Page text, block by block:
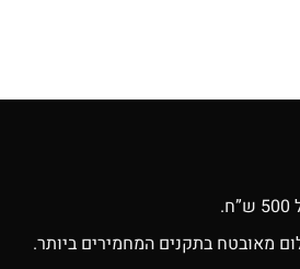
מאובטח בתקנים המחמירים ביותר.